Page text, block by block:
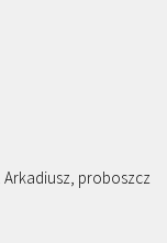
Arkadiusz, proboszcz